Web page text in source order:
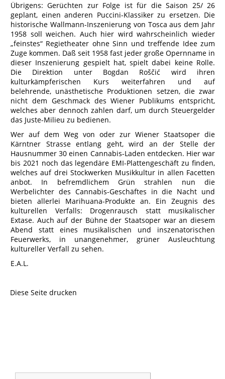
Übrigens: Gerüchten zur Folge ist für die Saison 25/ 26
geplant, einen anderen Puccini-Klassiker zu ersetzen. Die
historische Wallmann-Inszenierung von Tosca aus dem Jahr
1958 soll weichen. Auch hier wird wahrscheinlich wieder
„feinstes“ Regietheater ohne Sinn und treffende Idee zum
Zuge kommen. Daß seit 1958 fast jeder große Opernname in
dieser Inszenierung gespielt hat, spielt dabei keine Rolle.
Die Direktion unter Bogdan Roščić wird ihren
kulturkämpferischen Kurs weiterfahren und auf
belehrende, unästhetische Produktionen setzen, die zwar
nicht dem Geschmack des Wiener Publikums entspricht,
welches aber dennoch zahlen darf, um durch Steuergelder
das Juste-Milieu zu bedienen.
Wer auf dem Weg von oder zur Wiener Staatsoper die
Kärntner Strasse entlang geht, wird an der Stelle der
Hausnummer 30 einen Cannabis-Laden entdecken. Hier war
bis 2021 noch das legendäre EMI-Plattengeschäft zu finden,
welches auf drei Stockwerken Musikkultur in allen Facetten
anbot. In befremdlichem Grün strahlen nun die
Werbelichter des Cannabis-Geschäftes in die Nacht und
bieten allerlei Marihuana-Produkte an. Ein Zeugnis des
kulturellen Verfalls: Drogenrausch statt musikalischer
Extase. Auch auf der Bühne der Staatsoper war an diesem
Abend statt eines musikalischen und inszenatorischen
Feuerwerks, in unangenehmer, grüner Ausleuchtung
kultureller Verfall zu sehen.
E.A.L.
Diese Seite drucken